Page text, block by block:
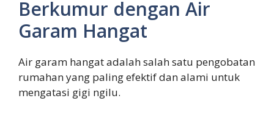
Berkumur dengan Air
Garam Hangat
Air garam hangat adalah salah satu pengobatan
rumahan yang paling efektif dan alami untuk
mengatasi gigi ngilu.